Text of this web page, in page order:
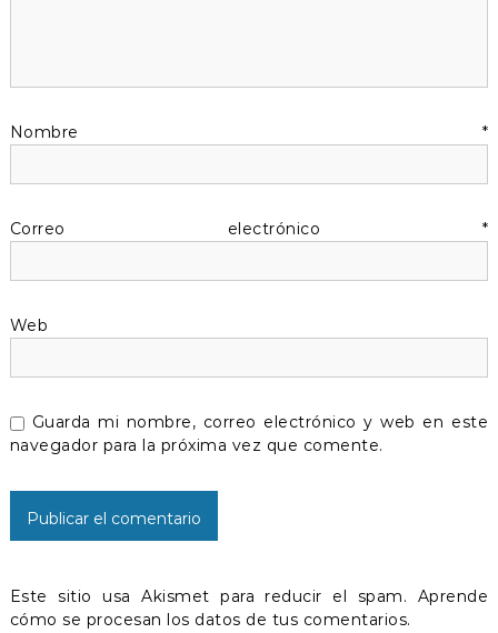
n
d
e
e
n
t
r
a
d
a
s
Nombre *
Correo electrónico *
Web
Guarda mi nombre, correo electrónico y web en este
navegador para la próxima vez que comente.
Este sitio usa Akismet para reducir el spam. Aprende
cómo se procesan los datos de tus comentarios.